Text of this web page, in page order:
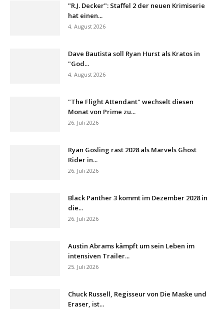
"R.J. Decker": Staffel 2 der neuen Krimiserie
hat einen...
4. August 2026
Dave Bautista soll Ryan Hurst als Kratos in
"God...
4. August 2026
"The Flight Attendant" wechselt diesen
Monat von Prime zu...
26. Juli 2026
Ryan Gosling rast 2028 als Marvels Ghost
Rider in...
26. Juli 2026
Black Panther 3 kommt im Dezember 2028 in
die...
26. Juli 2026
Austin Abrams kämpft um sein Leben im
intensiven Trailer...
25. Juli 2026
Chuck Russell, Regisseur von Die Maske und
Eraser, ist...